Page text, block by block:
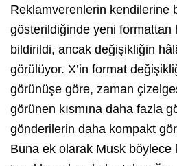
Reklamverenlerin kendilerine
gösterildiğinde yeni formattan
bildirildi, ancak değişikliğin
görülüyor. X’in format
görünüşe göre, zaman
görünen kısmına daha fazla
gönderilerin daha kompakt
Buna ek olarak Musk böylece